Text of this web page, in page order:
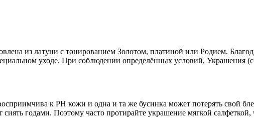
из латуни с тонированием Золотом, платиной или Родием.
уходе. При соблюдении определённых условий, Украшения
к PH кожи и одна и та же бусинка может потерять свой
сиять годами. Поэтому часто протирайте украшение мягкой